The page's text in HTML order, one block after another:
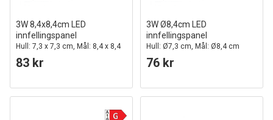
3W 8,4x8,4cm LED
innfellingspanel
Hull: 7,3 x 7,3 cm, Mål: 8,4 x 8,4
cm
83 kr
3W Ø8,4cm LED
innfellingspanel
Hull: Ø7,3 cm, Mål: Ø8,4 cm
76 kr